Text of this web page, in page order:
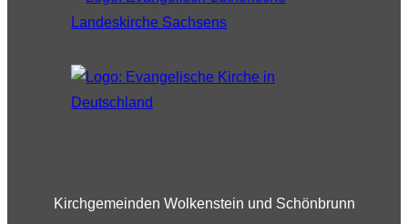
Kirchgemeinden Wolkenstein und Schönbrunn